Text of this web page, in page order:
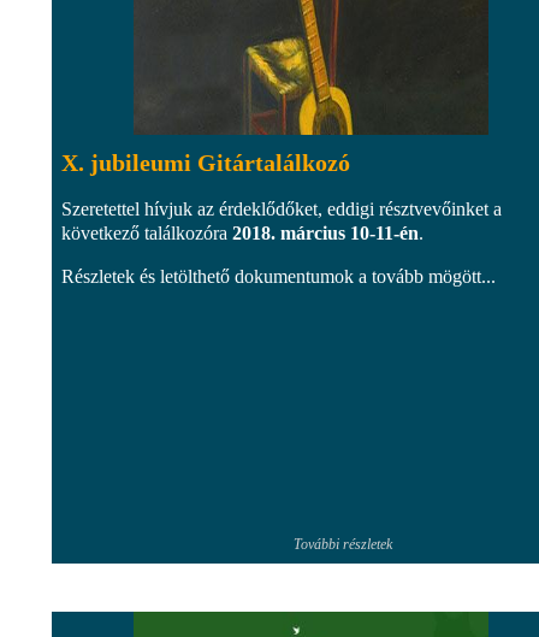
X. jubileumi Gitártalálkozó
Szeretettel hívjuk az érdeklődőket, eddigi résztvevőinket a
következő találkozóra 2018. március 10-11-én.
Részletek és letölthető dokumentumok a tovább mögött...
További részletek